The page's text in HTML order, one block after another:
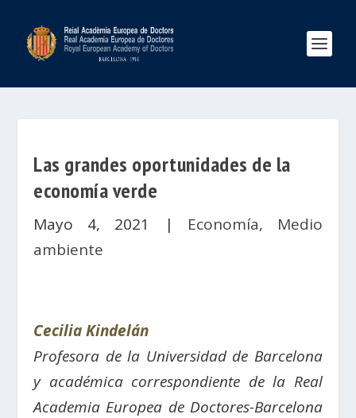
Las grandes oportunidades de la
economía verde
Mayo 4, 2021 | Economía, Medio
ambiente
Cecilia Kindelán
Profesora de la Universidad de Barcelona
y académica correspondiente de la Real
Academia Europea de Doctores-Barcelona